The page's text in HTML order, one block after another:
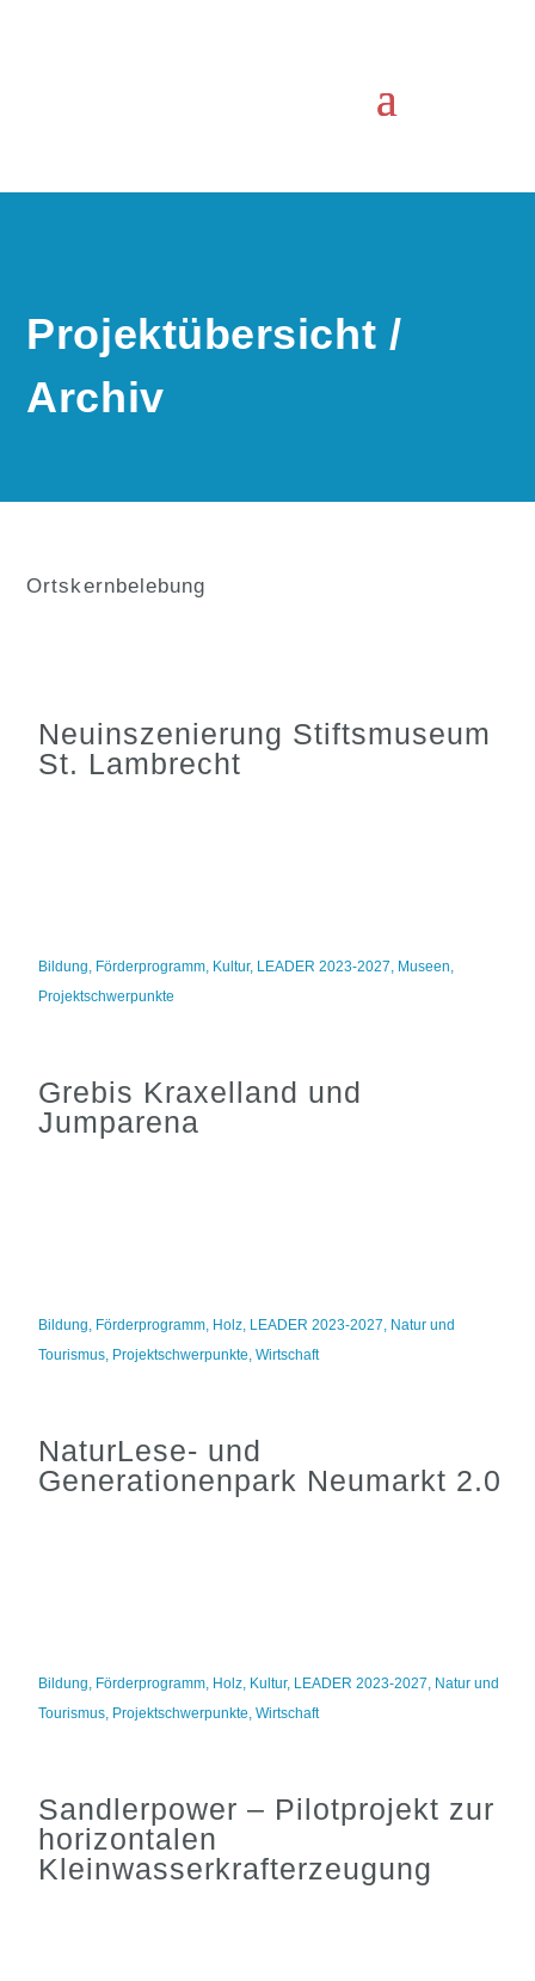
Projektübersicht /
Archiv
Ortskernbelebung
Neuinszenierung Stiftsmuseum
St. Lambrecht
Bildung, Förderprogramm, Kultur, LEADER 2023-2027, Museen,
Projektschwerpunkte
Grebis Kraxelland und
Jumparena
Bildung, Förderprogramm, Holz, LEADER 2023-2027, Natur und
Tourismus, Projektschwerpunkte,Wirtschaft
NaturLese- und
Generationenpark Neumarkt 2.0
Bildung, Förderprogramm, Holz, Kultur, LEADER 2023-2027, Natur und
Tourismus, Projektschwerpunkte,Wirtschaft
Sandlerpower – Pilotprojekt zur
horizontalen
Kleinwasserkrafterzeugung